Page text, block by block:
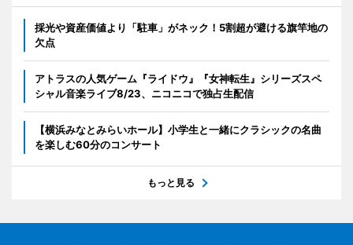
採光や資産価値より「駐車」がネック！5割超が避ける旗竿地の
欠点
アトラスの人気ゲーム『ライドウ』『女神転生』シリーズスペ
シャル音楽ライブ8/23、ニコニコで独占生配信
【横浜みなとみらいホール】小学生と一緒にクラシックの名曲
を楽しむ60分のコンサート
もっと見る